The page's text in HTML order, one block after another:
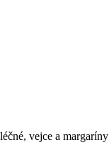
vejce a margaríny